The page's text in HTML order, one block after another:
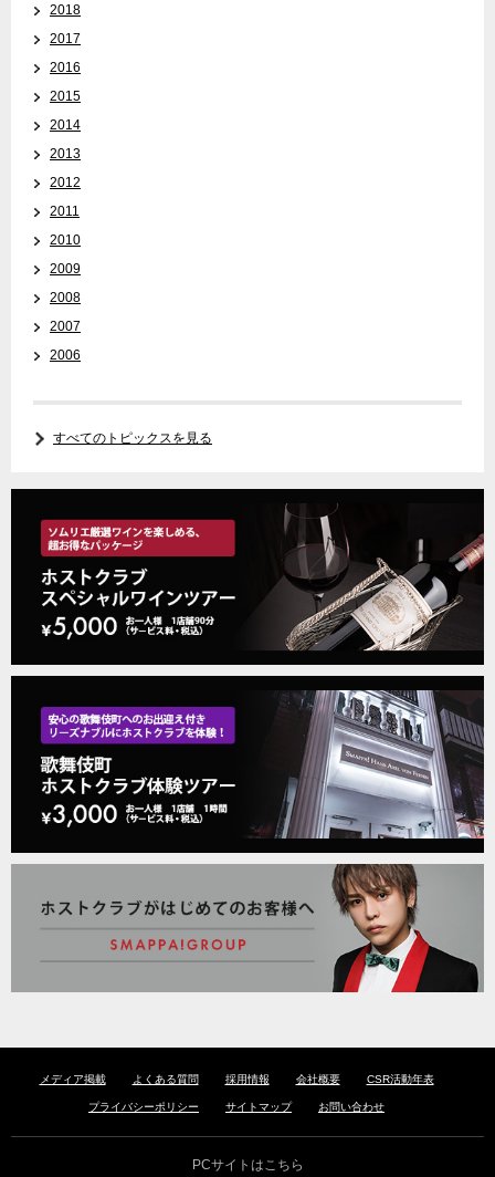
2018
2017
2016
2015
2014
2013
2012
2011
2010
2009
2008
2007
2006
すべてのトピックスを見る
メディア掲載 よくある質問 採用情報 会社概要 CSR活動年表
プライバシーポリシー サイトマップ お問い合わせ
PCサイトはこちら